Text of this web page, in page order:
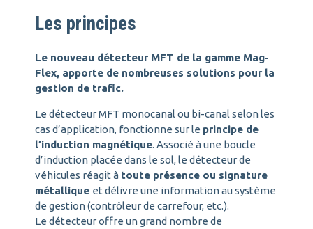
Les principes
Le nouveau détecteur MFT de la gamme Mag-
Flex, apporte de nombreuses solutions pour la
gestion de trafic.
Le détecteur MFT monocanal ou bi-canal selon les
cas d’application, fonctionne sur le principe de
l’induction magnétique. Associé à une boucle
d’induction placée dans le sol, le détecteur de
véhicules réagit à toute présence ou signature
métallique et délivre une information au système
de gestion (contrôleur de carrefour, etc.).
Le détecteur offre un grand nombre de